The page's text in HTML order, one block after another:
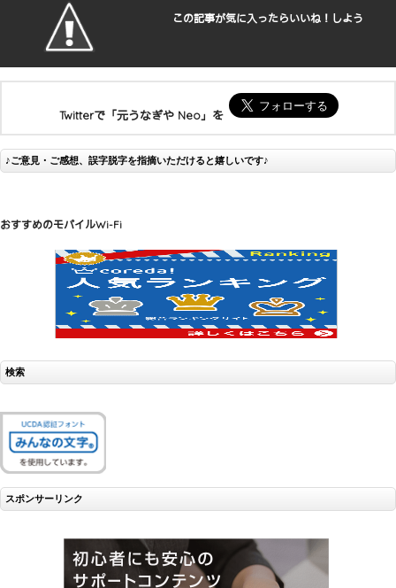
この記事が気に入ったらいいね！しよう
Twitterで「元うなぎや Neo」を
♪ご意見・ご感想、誤字脱字を指摘いただけると嬉しいです♪
おすすめのモバイルWi-Fi
検索
スポンサーリンク